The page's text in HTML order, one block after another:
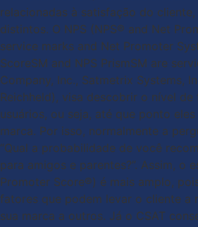
relacionadas à satisfação do
distintos. O NPS (NPS® and Net
service marks and Net Promoter
ScoreSM and NPS PrismSM are
Company, Inc., Satmetrix Systems,
Reichheld), visa descobrir o nível
usuários, ou seja, até que ponto
marca. Por isso, normalmente a
“Qual a probabilidade de você
para amigos e parentes?”. Assim, o
Promoter Score®) é mais amplo,
fatores que podem levar o cliente a
sua marca a outros. Já o CSAT